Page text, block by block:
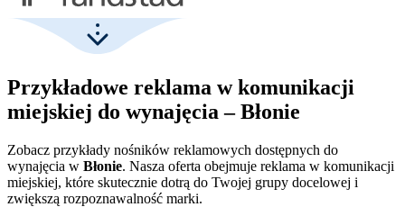
Przykładowe reklama w komunikacji
miejskiej do wynajęcia – Błonie
Zobacz przykłady nośników reklamowych dostępnych do
wynajęcia w Błonie. Nasza oferta obejmuje reklama w komunikacji
miejskiej, które skutecznie dotrą do Twojej grupy docelowej i
zwiększą rozpoznawalność marki.